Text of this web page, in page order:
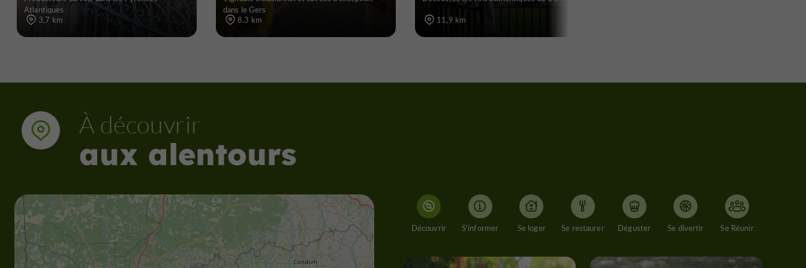
Atlantiques
3,7 km
dans le Gers
8,3 km
11,9 km
À découvrir
aux alentours
Découvrir S'informer Se loger Se restaurer Déguster Se divertir Se Réunir